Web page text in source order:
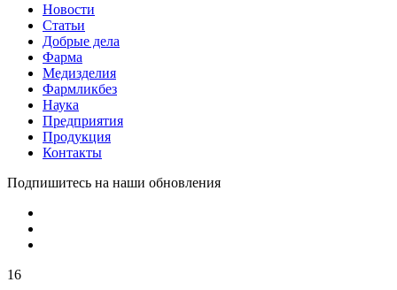
Новости
Статьи
Добрые дела
Фарма
Медизделия
Фармликбез
Наука
Предприятия
Продукция
Контакты
Подпишитесь на наши обновления
16